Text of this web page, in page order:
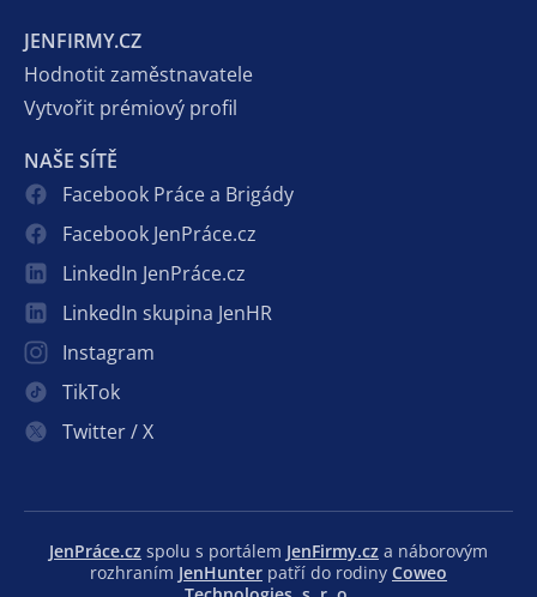
JENFIRMY.CZ
Hodnotit zaměstnavatele
Vytvořit prémiový profil
NAŠE SÍTĚ
Facebook Práce a Brigády
Facebook JenPráce.cz
LinkedIn JenPráce.cz
LinkedIn skupina JenHR
Instagram
TikTok
Twitter / X
JenPráce.cz spolu s portálem JenFirmy.cz a náborovým
rozhraním JenHunter patří do rodiny Coweo